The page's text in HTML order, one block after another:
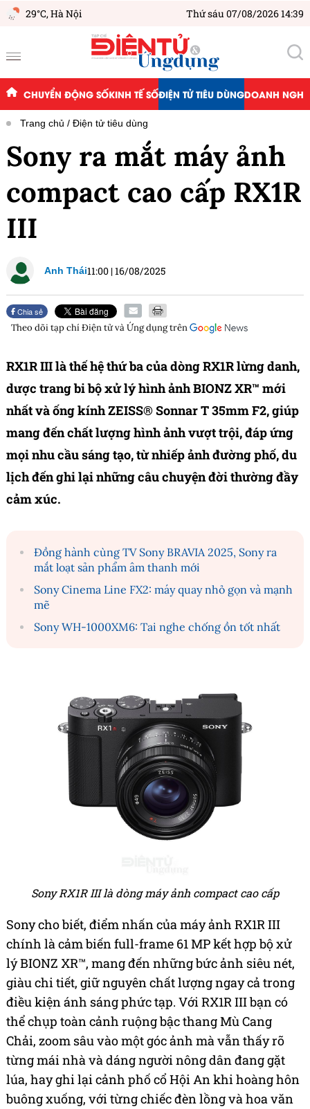
29°C,Hà Nội Thứ sáu 07/08/2026 14:39
CHUYỂN ĐỘNG SỐKINH TẾ SỐĐIỆN TỬ TIÊU DÙNGDOANH
Trang chủ Điện tử tiêu dùng
Sony ra mắt máy ảnh
compact cao cấp RX1R
III
Anh Thái11:00 |16/08/2025
Chia sẻ
Theo dõi tạp chíĐiện tử và Ứng dụngtrên
RX1R III là thế hệ thứ ba của dòng RX1R lừng danh,
dược trang bi bộ xử lý hình ảnh BIONZ XR™ mới
nhất và ống kính ZEISS® Sonnar T 35mm F2, giúp
mang đến chất lượng hình ảnh vượt trội, đáp ứng
mọi nhu cầu sáng tạo, từ nhiếp ảnh đường phố, du
lịch đến ghi lại những câu chuyện đời thường đầy
cảm xúc.
Đồng hành cùng TV Sony BRAVIA 2025, Sony ra
mắt loạt sản phẩm âm thanh mới
Sony Cinema Line FX2: máy quay nhỏ gọn và mạnh
mẽ
Sony WH-1000XM6: Tai nghe chống ồn tốt nhất
Sony RX1R III là dòng máy ảnh compact cao cấp
Sony cho biết, điểm nhấn của máy ảnh RX1R III
chính là cảm biến full-frame 61 MP kết hợp bộ xử
lý BIONZ XR™, mang đến những bức ảnh siêu nét,
giàu chi tiết, giữ nguyên chất lượng ngay cả trong
điều kiện ánh sáng phức tạp. Với RX1R III bạn có
thể chụp toàn cảnh ruộng bậc thang Mù Cang
Chải, zoom sâu vào một góc ảnh mà vẫn thấy rõ
từng mái nhà và dáng người nông dân đang gặt
lúa, hay ghi lại cảnh phố cổ Hội An khi hoàng hôn
buông xuống, với từng chiếc đèn lồng và hoa văn